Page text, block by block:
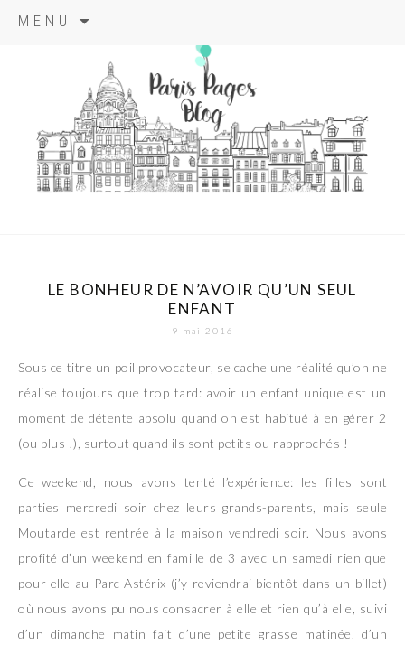
MENU
principal
paris pages
blog
LE BONHEUR DE N’AVOIR QU’UN SEUL
ENFANT
9 mai 2016
Sous ce titre un poil provocateur, se cache une réalité qu’on ne
réalise toujours que trop tard: avoir un enfant unique est un
moment de détente absolu quand on est habitué à en gérer 2
(ou plus !), surtout quand ils sont petits ou rapprochés !
Ce weekend, nous avons tenté l’expérience: les filles sont
parties mercredi soir chez leurs grands-parents, mais seule
Moutarde est rentrée à la maison vendredi soir. Nous avons
profité d’un weekend en famille de 3 avec un samedi rien que
pour elle au Parc Astérix (j’y reviendrai bientôt dans un billet)
où nous avons pu nous consacrer à elle et rien qu’à elle, suivi
d’un dimanche matin fait d’une petite grasse matinée, d’un